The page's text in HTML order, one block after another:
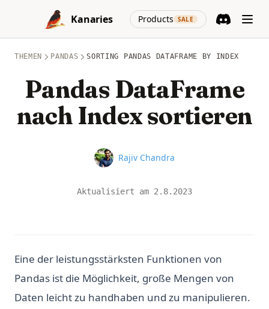
Skip to content
Kanaries
Products SALE
(opens in a
THEMEN PANDAS SORTING PANDAS DATAFRAME BY INDEX
Pandas DataFrame
nach Index sortieren
Name
Rajiv Chandra
Aktualisiert am 2.8.2023
Eine der leistungsstärksten Funktionen von
Pandas ist die Möglichkeit, große Mengen von
Daten leicht zu handhaben und zu manipulieren.